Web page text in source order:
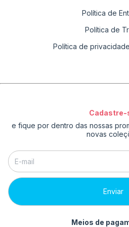
Política de
Política de
Política de
Cadastre-
e fique por dentro das nossas
novas
Meios de